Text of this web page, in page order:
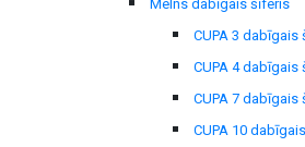
Melns dabīgais šīferis
CUPA 3 dabīgais
CUPA 4 dabīgais
CUPA 7 dabīgais
CUPA 10